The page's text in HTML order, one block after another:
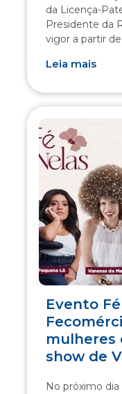
da Licença-
Presidente da
vigor a partir de
Leia mais
Evento
mulheres
show de
No próximo